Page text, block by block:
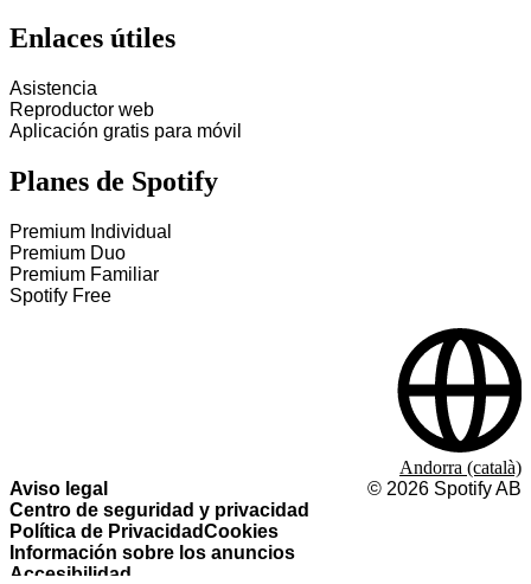
Enlaces útiles
Asistencia
Reproductor web
Aplicación gratis para móvil
Planes de Spotify
Premium Individual
Premium Duo
Premium Familiar
Spotify Free
Aviso legal
Centro de seguridad y privacidad
Política de PrivacidadCookies
Información sobre los anuncios
Accesibilidad
© 2026 Spotify AB
Andorra (català)